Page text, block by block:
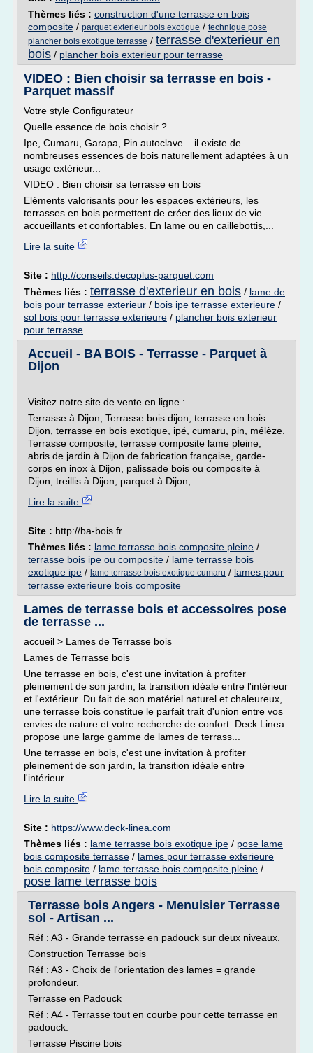
Thèmes liés : construction d'une terrasse en bois
composite / parquet exterieur bois exotique / technique pose
plancher bois exotique terrasse / terrasse d'exterieur en
bois / plancher bois exterieur pour terrasse
VIDEO : Bien choisir sa terrasse en bois -
Parquet massif
Votre style Configurateur
Quelle essence de bois choisir ?
Ipe, Cumaru, Garapa, Pin autoclave... il existe de
nombreuses essences de bois naturellement adaptées à un
usage extérieur...
VIDEO : Bien choisir sa terrasse en bois
Eléments valorisants pour les espaces extérieurs, les
terrasses en bois permettent de créer des lieux de vie
accueillants et confortables. En lame ou en caillebottis,...
Lire la suite
Site : http://conseils.decoplus-parquet.com
Thèmes liés : terrasse d'exterieur en bois / lame de
bois pour terrasse exterieur / bois ipe terrasse exterieure /
sol bois pour terrasse exterieure / plancher bois exterieur
pour terrasse
Accueil - BA BOIS - Terrasse - Parquet à
Dijon
Visitez notre site de vente en ligne :
Terrasse à Dijon, Terrasse bois dijon, terrasse en bois
Dijon, terrasse en bois exotique, ipé, cumaru, pin, mélèze.
Terrasse composite, terrasse composite lame pleine,
abris de jardin à Dijon de fabrication française, garde-
corps en inox à Dijon, palissade bois ou composite à
Dijon, treillis à Dijon, parquet à Dijon,...
Lire la suite
Site : http://ba-bois.fr
Thèmes liés : lame terrasse bois composite pleine /
terrasse bois ipe ou composite / lame terrasse bois
exotique ipe / lame terrasse bois exotique cumaru / lames pour
terrasse exterieure bois composite
Lames de terrasse bois et accessoires pose
de terrasse ...
accueil > Lames de Terrasse bois
Lames de Terrasse bois
Une terrasse en bois, c'est une invitation à profiter
pleinement de son jardin, la transition idéale entre l'intérieur
et l'extérieur. Du fait de son matériel naturel et chaleureux,
une terrasse bois constitue le parfait trait d'union entre vos
envies de nature et votre recherche de confort. Deck Linea
propose une large gamme de lames de terrass...
Une terrasse en bois, c'est une invitation à profiter
pleinement de son jardin, la transition idéale entre
l'intérieur...
Lire la suite
Site : https://www.deck-linea.com
Thèmes liés : lame terrasse bois exotique ipe / pose lame
bois composite terrasse / lames pour terrasse exterieure
bois composite / lame terrasse bois composite pleine /
pose lame terrasse bois
Terrasse bois Angers - Menuisier Terrasse
sol - Artisan ...
Réf : A3 - Grande terrasse en padouck sur deux niveaux.
Construction Terrasse bois
Réf : A3 - Choix de l'orientation des lames = grande
profondeur.
Terrasse en Padouck
Réf : A4 - Terrasse tout en courbe pour cette terrasse en
padouck.
Terrasse Piscine bois